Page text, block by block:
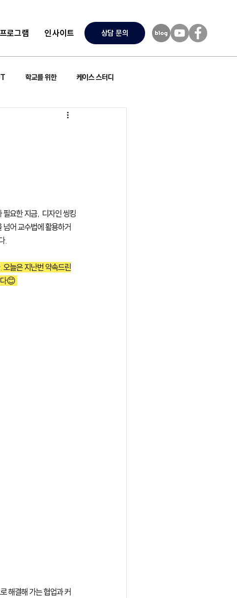
프로그램 인사이트 상담 문의
학교를 위한 케이스 스터디
요한 지금,  디자인 씽킹
어 교수법에 활용하거
.
오늘은 지난번 약속드린
다😊
해결해 가는 협업과 커